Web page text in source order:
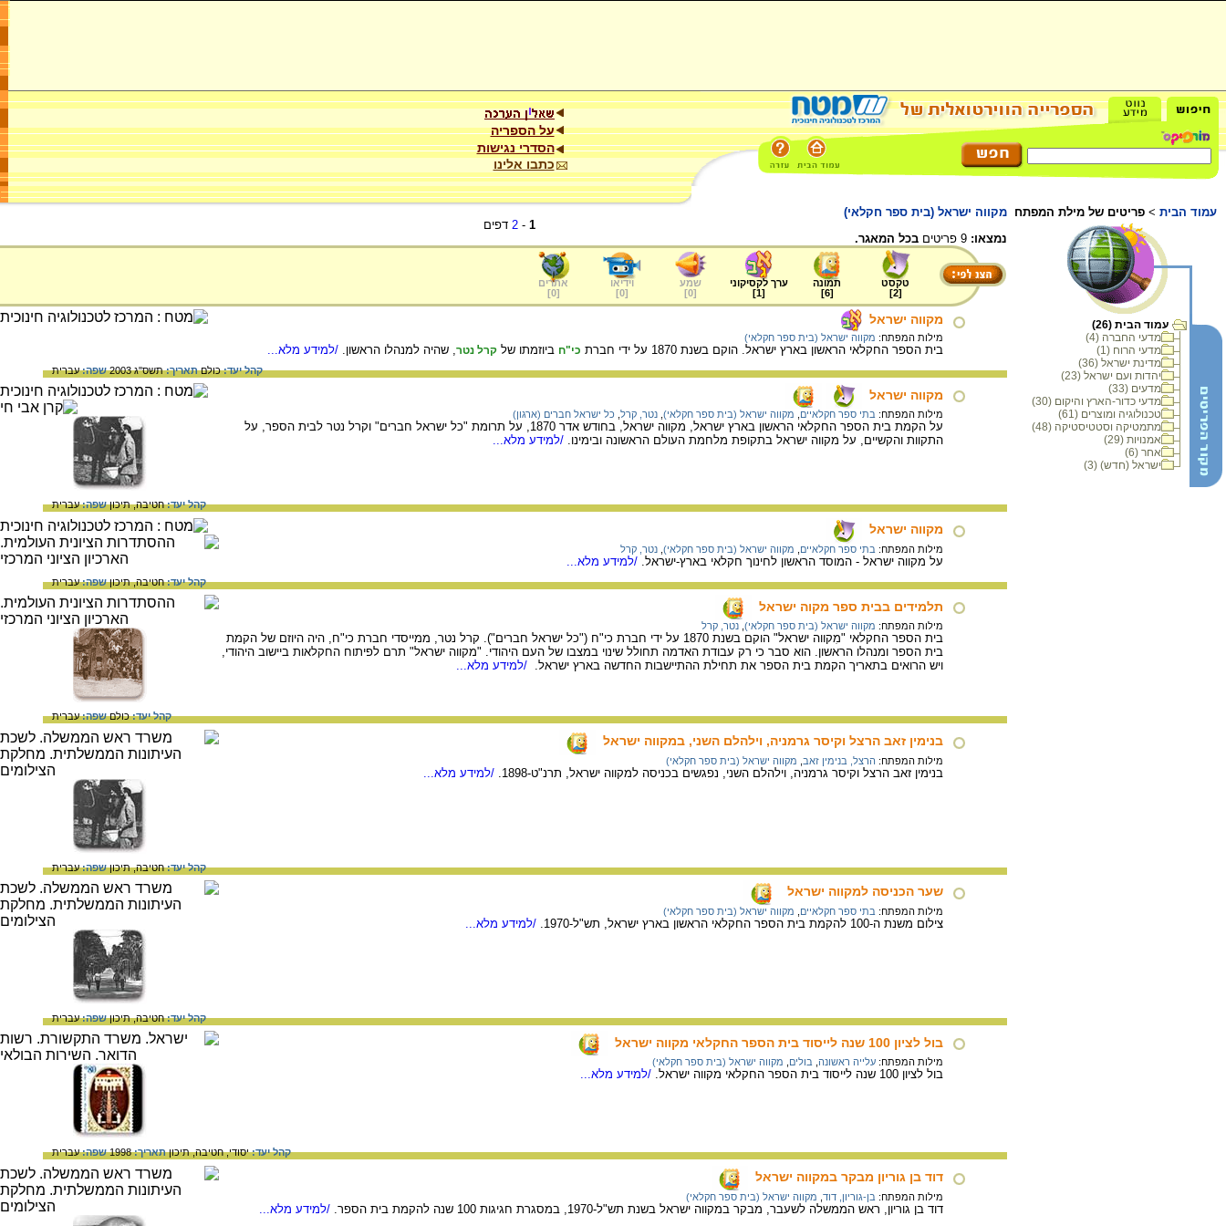
על הספריה
הסדרי נגישות
כתבו אלינו
עמוד הבית > פריטים של מילת המפתח מקווה ישראל (בית ספר חקלאי)
עמוד הבית (26)
מדעי החברה (4)
מדעי הרוח (1)
מדינת ישראל (36)
יהדות ועם ישראל (23)
מדעים (33)
מדעי כדור-הארץ והיקום (30)
טכנולוגיה ומוצרים (61)
מתמטיקה וסטטיסטיקה (48)
אמנויות (29)
אחר (6)
ישראל (חדש) (3)
1
-
2 דפים
נמצאו:
בכל המאגר.
טקסט
[
2
]
תמונה
[
6
]
ערך לקסיקוני
[
1
]
שמע
[
0
]
וידיאו
[
0
]
אתרים
[
0
]
מקווה ישראל
מילות המפתח: מקווה ישראל (בית ספר חקלאי)
בית הספר החקלאי הראשון בארץ ישראל. הוקם בשנת 1870 על ידי חברת כי"ח ביוזמתו של קרל נטר, שהיה למנהלו הראשון. /למידע מלא...
קהל יעד:כולםתאריך:תשס"ג 2003 שפה:עברית
מקווה ישראל
מילות המפתח: בתי ספר חקלאיים מקווה ישראל (בית ספר חקלאי) נטר, קרל כל ישראל חברים (ארגון)
על הקמת בית הספר החקלאי הראשון בארץ ישראל, מקווה ישראל, בחודש אדר 1870, על תרומת "כל ישראל חברים" וקרל נטר לבית הספר, על
התקוות והקשיים, על מקווה ישראל בתקופת מלחמת העולם הראשונה ובימינו. /למידע מלא...
קהל יעד:חטיבה,תיכוןשפה:עברית
מקווה ישראל
מילות המפתח: בתי ספר חקלאיים מקווה ישראל (בית ספר חקלאי) נטר, קרל
על מקווה ישראל - המוסד הראשון לחינוך חקלאי בארץ-ישראל. /למידע מלא...
קהל יעד:חטיבה,תיכוןשפה:עברית
תלמידים בבית ספר מקוה ישראל
מילות המפתח: מקווה ישראל (בית ספר חקלאי) נטר, קרל
בית הספר החקלאי "מִקווה ישראל" הוקם בשנת 1870 על ידי חברת כי"ח ("כל ישראל חברים"). קרל נטר, ממייסדי חברת כי"ח, היה היוזם של הקמת
בית הספר ומנהלו הראשון. הוא סבר כי רק עבודת האדמה תחולל שינוי במצבו של העם היהודי. "מקווה ישראל" תרם לפיתוח החקלאות ביישוב היהודי,
ויש הרואים בתאריך הקמת בית הספר את תחילת ההתיישבות החדשה בארץ ישראל. /למידע מלא...
קהל יעד:כולםשפה:עברית
בנימין זאב הרצל וקיסר גרמניה, וילהלם השני, במקווה ישראל
מילות המפתח: הרצל, בנימין זאב מקווה ישראל (בית ספר חקלאי)
בנימין זאב הרצל וקיסר גרמניה, וילהלם השני, נפגשים בכניסה למקווה ישראל, תרנ"ט-1898. /למידע מלא...
קהל יעד:חטיבה,תיכוןשפה:עברית
שער הכניסה למקווה ישראל
מילות המפתח: בתי ספר חקלאיים מקווה ישראל (בית ספר חקלאי)
צילום משנת ה-100 להקמת בית הספר החקלאי הראשון בארץ ישראל, תש"ל-1970. /למידע מלא...
קהל יעד:חטיבה,תיכוןשפה:עברית
בול לציון 100 שנה לייסוד בית הספר החקלאי מקווה ישראל
מילות המפתח: עלייה ראשונה בולים מקווה ישראל (בית ספר חקלאי)
בול לציון 100 שנה לייסוד בית הספר החקלאי מקווה ישראל. /למידע מלא...
קהל יעד:יסודי,חטיבה,תיכוןתאריך:1998 שפה:עברית
דוד בן גוריון מבקר במקווה ישראל
מילות המפתח: בן-גוריון, דוד מקווה ישראל (בית ספר חקלאי)
דוד בן גוריון, ראש הממשלה לשעבר, מבקר במקווה ישראל בשנת תש"ל-1970, במסגרת חגיגות 100 שנה להקמת בית הספר. /למידע מלא...